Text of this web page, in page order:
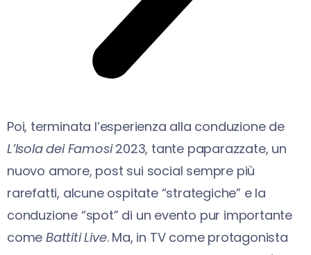
Poi, terminata l’esperienza alla conduzione de
L’Isola dei Famosi2023, tante paparazzate, un
nuovo amore, post sui social sempre più
rarefatti, alcune ospitate “strategiche” e la
conduzione “spot” di un evento pur importante
come Battiti Live. Ma, in TV come protagonista